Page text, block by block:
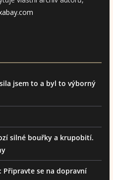
jsem to a byl to výborný
silné bouřky a krupobití.
Připravte se na dopravní